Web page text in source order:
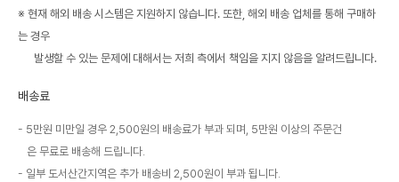
※ 현재 해외 배송 시스템은 지원하지 않습니다. 또한, 해외 배송 업체를 통해 구매하
는 경우
발생할 수 있는 문제에 대해서는 저희 측에서 책임을 지지 않음을 알려드립니다.
배송료
5만원 미만일 경우 2,500원의 배송료가 부과 되며, 5만원 이상의 주문건
은 무료로 배송해 드립니다.
일부 도서산간지역은 추가 배송비 2,500원이 부과 됩니다.